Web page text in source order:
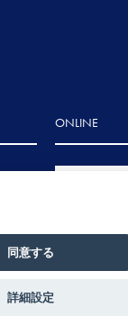
ONLINE
同意する
詳細設定